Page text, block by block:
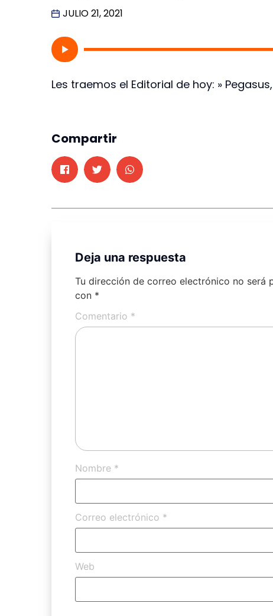
JULIO 21, 2021
Les traemos el Editorial de hoy: »
Compartir
Deja una respuesta
Tu dirección de correo electrónico no será
con *
Comentario *
Nombre *
Correo electrónico *
Web